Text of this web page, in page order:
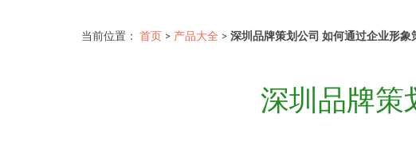
当前位置： 首页 > 产品大全 > 深圳品牌策划公司 如何通过企业形象
深圳品牌策